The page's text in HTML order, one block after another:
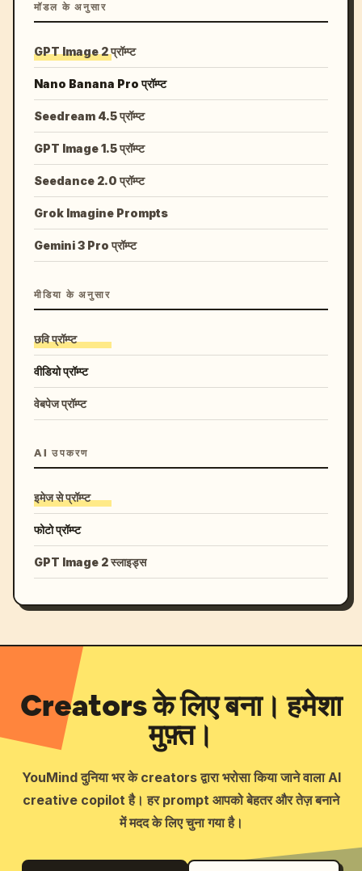
मॉडल के अनुसार
GPT Image 2 प्रॉम्प्ट
Nano Banana Pro प्रॉम्प्ट
Seedream 4.5 प्रॉम्प्ट
GPT Image 1.5 प्रॉम्प्ट
Seedance 2.0 प्रॉम्प्ट
Grok Imagine Prompts
Gemini 3 Pro प्रॉम्प्ट
मीडिया के अनुसार
छवि प्रॉम्प्ट
वीडियो प्रॉम्प्ट
वेबपेज प्रॉम्प्ट
AI उपकरण
इमेज से प्रॉम्प्ट
फोटो प्रॉम्प्ट
GPT Image 2 स्लाइड्स
Creators के लिए बना। हमेशा
मुफ़्त।
YouMind दुनिया भर के creators द्वारा भरोसा किया जाने वाला AI
creative copilot है। हर prompt आपको बेहतर और तेज़ बनाने
में मदद के लिए चुना गया है।